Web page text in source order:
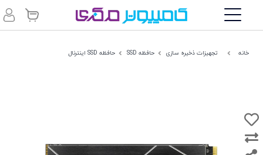
خانه تجهیزات ذخیره سازی حافظه SSD حافظه SSD اینترنال